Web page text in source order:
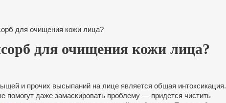
для очищения кожи лица?
для очищения кожи лица?
и прочих высыпаний на лице является общая интоксикация.
помогут даже замаскировать проблему — придется чистить